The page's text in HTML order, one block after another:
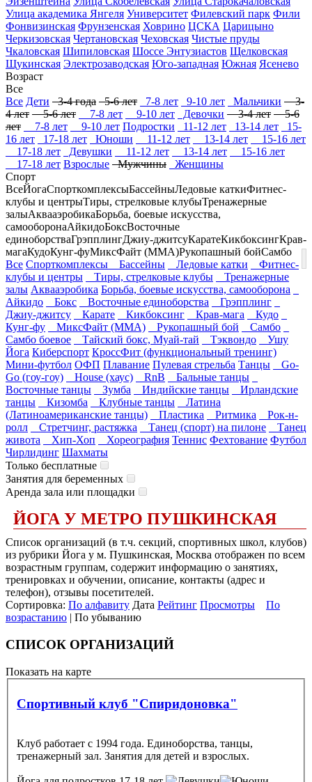
Улица академика Янгеля Университет Филевский парк Фили
Фонвизинская Фрунзенская Ховрино ЦСКА Царицыно
Черкизовская Чертановская Чеховская Чистые пруды
Чкаловская Шипиловская Шоссе Энтузиастов Щелковская
Щукинская Электрозаводская Юго-западная Южная Ясенево
Возраст
Все
Все Дети 3-4 года 5-6 лет 7-8 лет 9-10 лет Мальчики 3-
4 лет 5-6 лет 7-8 лет 9-10 лет Девочки 3-4 лет 5-6
лет
7-8 лет 9-10 лет Подростки 11-12 лет 13-14 лет
15-
16 лет
17-18 лет Юноши 11-12 лет 13-14 лет
15-16 лет
17-18 лет
Девушки 11-12 лет 13-14 лет
15-16 лет
17-18 лет Взрослые Мужчины
Женщины
Спорт
ВсеЙогаСпорткомплексыБассейныЛедовые каткиФитнес-
клубы и центрыТиры, стрелковые клубыТренажерные
залыАквааэробикаБорьба, боевые искусства,
самооборонаАйкидоБоксВосточные
единоборстваГрэпплингДжиу-джитсуКаратеКикбоксингКрав-
магаКудоКунг-фуМиксФайт (ММА)Рукопашный бойСамбо
Все Спорткомплексы Бассейны Ледовые катки
Фитнес-
клубы и центры
Тиры, стрелковые клубы
Тренажерные
залы Аквааэробика Борьба, боевые искусства, самооборона
Айкидо
Бокс Восточные единоборства
Грэпплинг
Джиу-джитсу
Карате Кикбоксинг Крав-мага
Кудо
Кунг-фу
МиксФайт (ММА) Рукопашный бой
Самбо
Самбо боевое
Тайский бокс, Муай-тай Тэквондо
Ушу
Йога Киберспорт КроссФит (функциональный тренинг)
Мини-футбол ОФП Плавание Пулевая стрельба Танцы
Go-
Go (гоу-гоу)
House (хаус) RnB
Бальные танцы
Восточные танцы
Зумба Индийские танцы
Ирландские
танцы
Кизомба Клубные танцы
Латина
(Латиноамериканские танцы)
Пластика Ритмика
Рок-н-
ролл
Стретчинг, растяжка Танец (спорт) на пилоне
Танец
живота
Хип-Хоп Хореография Теннис Фехтование Футбол
Чирлидинг Шахматы
Только бесплатные
Занятия для беременных
Аренда зала или площадки
ЙОГА У МЕТРО ПУШКИНСКАЯ
Список организаций (в т.ч. секций, спортивных школ, клубов)
из рубрики Йога у м. Пушкинская, Москва отображен по всем
возрастным группам, содержит информацию о занятиях,
тренировках и обучении, описание, контакты (адрес и
телефон), отзывы посетителей.
Сортировка: По алфавиту Дата Рейтинг Просмотры
По
возрастанию | По убыванию
СПИСОК ОРГАНИЗАЦИЙ
Показать на карте
Спортивный клуб "Спиридоновка"
Клуб работает с 1994 года. Единоборства, танцы,
тренажерный зал. Занятия для детей и взрослых.